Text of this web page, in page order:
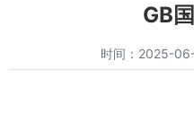
GB
时间：2025-